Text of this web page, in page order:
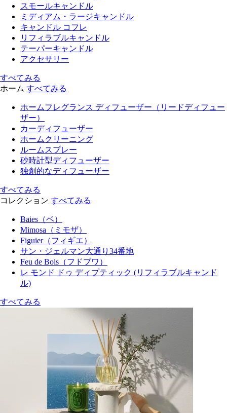
スモールキャンドル
ミディアム・ラージキャンドル
キャンドル コフレ
リフィラブルキャンドル
テーパーキャンドル
アクセサリー
すべてみる
ホーム すべてみる
ホームフレグランス ディフューザー（リードディフュー
ザー）
カーディフューザー
ホームクリーニング
ルームスプレー
砂時計型ディフューザー
独創的なディフューザー
すべてみる
コレクション すべてみる
Baies（ベ）
Mimosa（ミモザ）
Figuier（フィギエ）
サン・ジェルマン大通り34番地
Feu de Bois（フドブワ）
レ モンド ドゥ ディプティック (リフィラブルキャンド
ル)
すべてみる